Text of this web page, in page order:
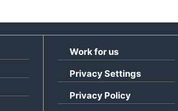
Work for us
Privacy Settings
Privacy Policy